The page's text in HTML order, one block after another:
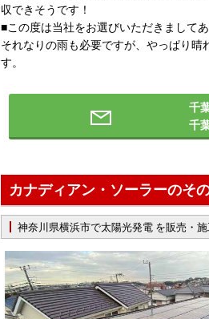
収できそうです！
■この度は当社をお選びいただきまして
それなりの雨も必要ですが、やっぱり晴
す。
千
千
カナディアン・ソーラーのそ
神奈川県横浜市で太陽光発電 を販売・施